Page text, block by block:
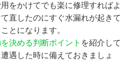
をかけてでも楽に修理すればよ
直したのにすぐ水漏れが起きて
とになります。
決める判断ポイント を紹介して
遇した時に備えておきましょ